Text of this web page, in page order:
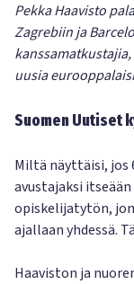
Pekka Haavisto
Zagrebiin ja
uusia
Suomen Uutiset
Miltä näyttäisi, jos
avustajaksi
opiskelijatytön,
ajallaan yhdessä.
Haaviston ja